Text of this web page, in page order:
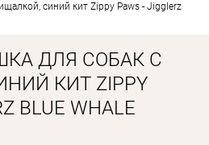
КОТЫ
ЖАРЫ
синий кит Zippy Paws - Jigglerz
ДЛЯ СОБАК С
КИТ ZIPPY
BLUE WHALE